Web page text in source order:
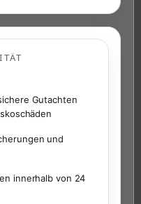
Gutachten
und
innerhalb von 24